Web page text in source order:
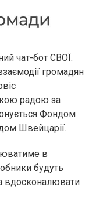
чат-бот СВОЇ.
громадян
радою за
Фондом
Швейцарії.
в
будуть
вдосконалювати